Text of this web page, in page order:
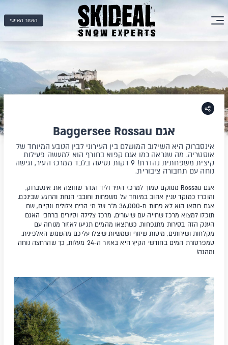
האזור האישי
אגם Baggersee Rossau
אינסברוק היא השילוב המושלם בין העירוני לבין הטבע המיוחד של
אוסטריה. מה שנראה כמו אגם קפוא בחורף הוא למעשה פעילות
קיצית משפחתית נהדרת! 9 דקות נסיעה בלבד ממרכז העיר, וגישה
נוחה עם תחבורה ציבורית.
אגם Rossau ממוקם סמוך למרכז העיר וליד הנהר שחוצה את אינסברוק,
והוכרז כמוקד עניין אהוב במיוחד על משפחות וחובבי הנחת והרוגע שבינכם.
אגם רוסאו הוא לא פחות מ-36,000 מ"ר של מי הרים צלולים ונקיים, שם
תוכלו למצוא מרכז שחייה עם שיעורים, מרכז צלילה וסיורים ברחבי האגם
הענק הזה בסירות מתנפחות. כשתצאו מהמים תגיעו לאזור מנוחה עם
מקלחות ושירותים, מיטות שיזוף ושמשיות שיצלו עליכם מהשמש האלפינית.
טמפרטורת המים בחודשי הקיץ היא באזור ה-24 מעלות, כך שהרחצה נוחה
ומהנה!